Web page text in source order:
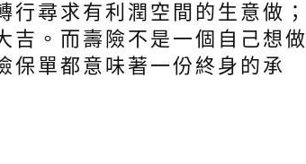
尋求有利潤空間的生意做；
吉。而壽險不是一個自己想做
保單都意味著一份終身的承